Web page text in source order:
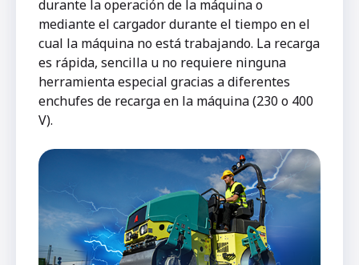
durante la operación de la máquina o
mediante el cargador durante el tiempo en el
cual la máquina no está trabajando. La recarga
es rápida, sencilla u no requiere ninguna
herramienta especial gracias a diferentes
enchufes de recarga en la máquina (230 o 400
V).